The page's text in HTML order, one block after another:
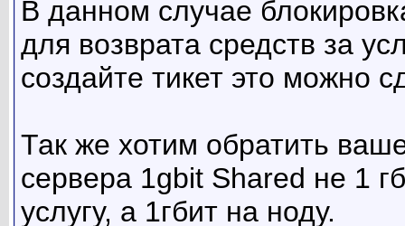
В данном случае
для возврата средств за
создайте тикет это можно
Так же хотим обратить
сервера 1gbit Shared не 1
услугу, а 1гбит на ноду.